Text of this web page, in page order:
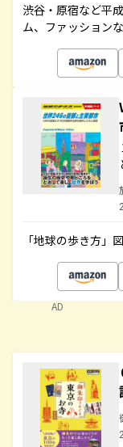
渋谷・原宿など平
ム、ファッション
「地球の歩き方」
AD